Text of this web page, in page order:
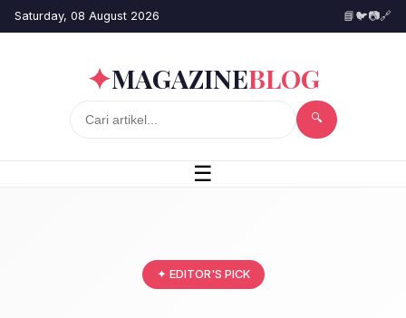
Saturday, 08 August 2026 📘🐦📷🔗
✦MAGAZINEBLOG
🔍
☰
✦ EDITOR'S PICK